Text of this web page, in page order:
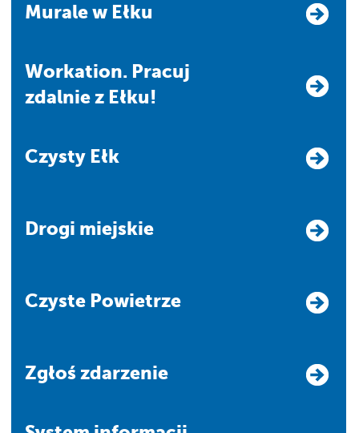
Murale w Ełku
Workation. Pracuj
zdalnie z Ełku!
Czysty Ełk
Drogi miejskie
Czyste Powietrze
Zgłoś zdarzenie